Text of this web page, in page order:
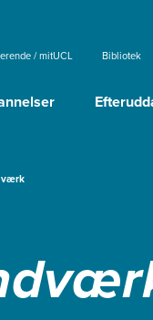
/ mitUCL Bibliotek